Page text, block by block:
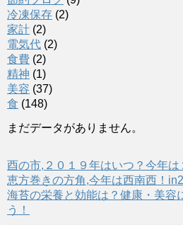
冷凍保存 (2)
家計 (2)
電気代 (2)
食費 (2)
精神 (1)
美容 (37)
食 (148)
まだデータがありません。
酉の市,２０１９年はいつ？今年は
恵方巻きの方角,今年は西南西！
海苔の栄養と効能は？健康・美容
う！